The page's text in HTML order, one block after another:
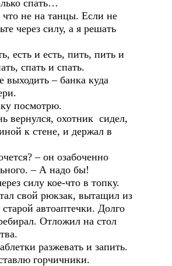
спать…
не на танцы. Если не
через силу, а я решать
есть и есть, пить, пить и
спать и спать.
– банка куда
посмотрю.
охотник сидел,
к стене, и держал в
– он озабоченно
– А надо бы!
силу кое-что в топку.
свой рюкзак, вытащил из
автоаптечки. Долго
Отложил на стол
разжевать и запить.
горчичники.